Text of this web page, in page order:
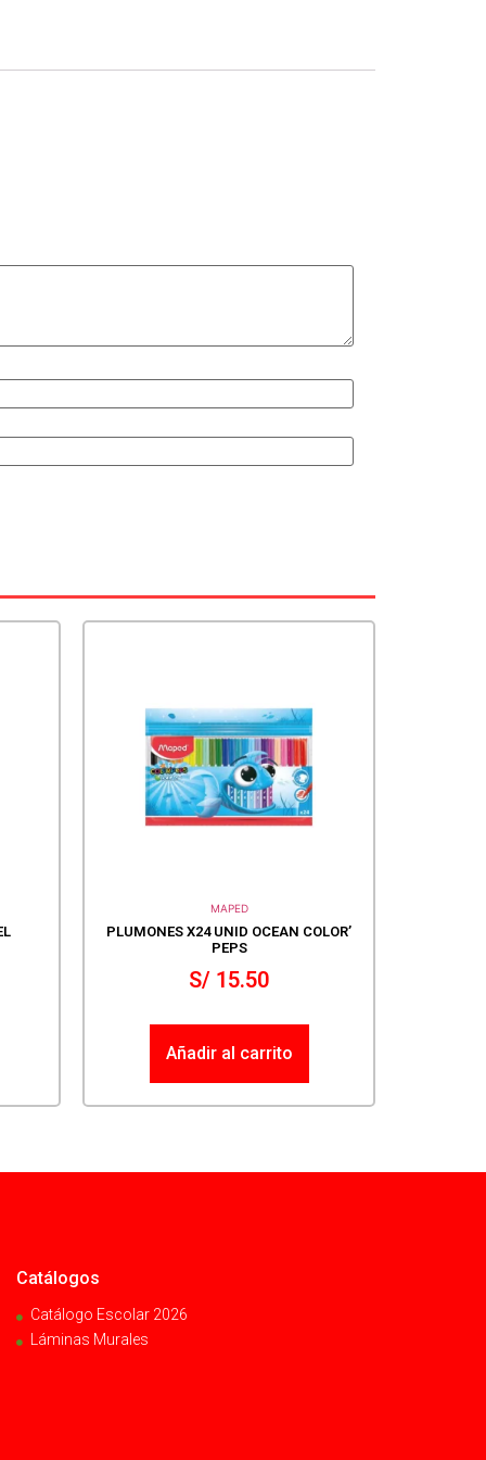
MAPED
PLUMONES X24 UNID OCEAN COLOR’
PEPS
S/ 15.50
Añadir al carrito
Catálogos
Catálogo Escolar 2026
Láminas Murales